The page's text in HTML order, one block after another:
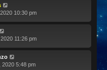
10:30 pm
11:26 pm
2020 5:48 pm